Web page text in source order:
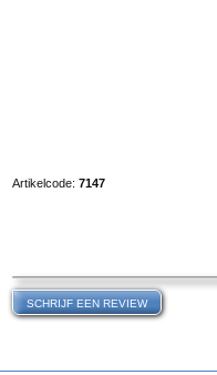
Artikelcode: 7147